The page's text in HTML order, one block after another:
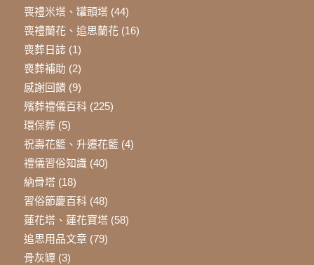
喪禮米塔、罐頭塔(44)
喪禮蘭花、追思蘭花(16)
喪葬日誌(1)
喪葬補助 (2)
感謝回饋(9)
殯葬禮儀百科(225)
環保葬(5)
祝壽花籃、升遷花籃(4)
禮儀習俗知識(40)
納骨塔(18)
習俗節慶百科(48)
蓮花塔、蓮花寶塔(58)
追思用品文章(79)
骨灰罈(3)